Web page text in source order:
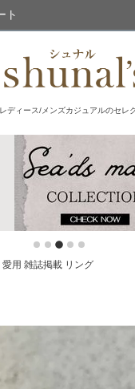
ィース/メンズカジュアルのセレ
ト
用 雑誌掲載 リング